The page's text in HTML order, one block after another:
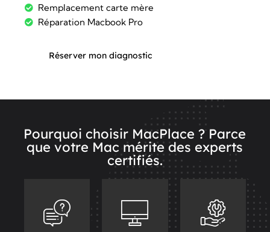
Remplacement carte mère
Réparation Macbook Pro
Réserver mon diagnostic
Pourquoi choisir MacPlace ? Parce
que votre Mac mérite des experts
certifiés.